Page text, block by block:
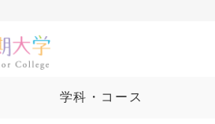
学科・コース